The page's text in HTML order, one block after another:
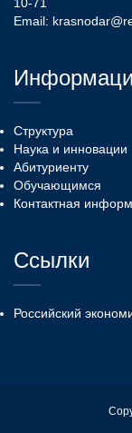
Email:
Структура
Наука и инновации
Абитуриенту
Обучающимся
Контактная
Ссылки
Российский